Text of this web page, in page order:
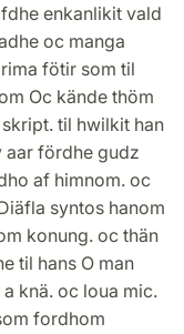
enkanlikit vald
oc manga
fötir som til
Oc kände thöm
til hwilkit han
aar fördhe gudz
af himnom. oc
syntos hanom
konung. oc thän
til hans O man
knä. oc loua mic.
fordhom